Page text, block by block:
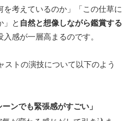
を考えているのか」「この仕草に
」と 自然と想像しながら鑑賞する
感が一層高まるのです。
ストの演技について以下のよう
ーンでも緊張感がすごい」